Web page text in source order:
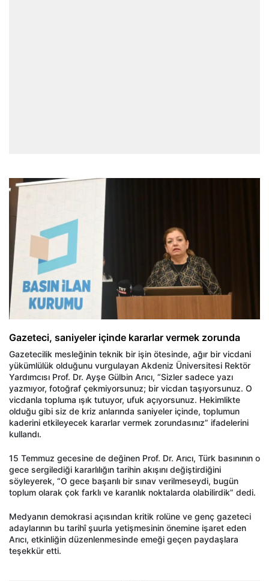
Gazeteci, saniyeler içinde kararlar vermek zorunda
Gazetecilik mesleğinin teknik bir işin ötesinde, ağır bir vicdani
yükümlülük olduğunu vurgulayan Akdeniz Üniversitesi Rektör
Yardımcısı Prof. Dr. Ayşe Gülbin Arıcı, “Sizler sadece yazı
yazmıyor, fotoğraf çekmiyorsunuz; bir vicdan taşıyorsunuz. O
vicdanla topluma ışık tutuyor, ufuk açıyorsunuz. Hekimlikte
olduğu gibi siz de kriz anlarında saniyeler içinde, toplumun
kaderini etkileyecek kararlar vermek zorundasınız” ifadelerini
kullandı.
15 Temmuz gecesine de değinen Prof. Dr. Arıcı, Türk basınının o
gece sergilediği kararlılığın tarihin akışını değiştirdiğini
söyleyerek, “O gece başarılı bir sınav verilmeseydi, bugün
toplum olarak çok farklı ve karanlık noktalarda olabilirdik” dedi.
Medyanın demokrasi açısından kritik rolüne ve genç gazeteci
adaylarının bu tarihî şuurla yetişmesinin önemine işaret eden
Arıcı, etkinliğin düzenlenmesinde emeği geçen paydaşlara
teşekkür etti.